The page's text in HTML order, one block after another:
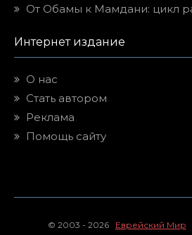
От Обамы к Мамдани: цикл
Интернет издание
О нас
Стать автором
Реклама
Помощь сайту
© 2003 - 2026 Еврейский Мир